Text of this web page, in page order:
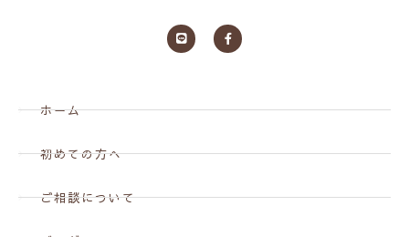
ホーム
初めての方へ
ご相談について